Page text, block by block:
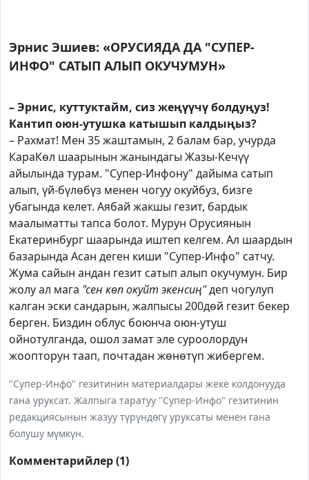
Эрнис Эшиев: «ОРУСИЯДА ДА "СУПЕР-
ИНФО" САТЫП АЛЫП ОКУЧУМУН»
– Эрнис, куттуктайм, сиз жеңүүчү болдуңуз!
Кантип оюн-утушка катышып калдыңыз?
– Рахмат! Мен 35 жаштамын, 2 балам бар, учурда
КараКөл шаарынын жанындагы Жазы-Кечүү
айылында турам. "Супер-Инфону" дайыма сатып
алып, үй-бүлөбүз менен чогуу окуйбуз, бизге
убагында келет. Аябай жакшы гезит, бардык
маалыматты тапса болот. Мурун Орусиянын
Екатеринбург шаарында иштеп келгем. Ал шаардын
базарында Асан деген киши "Супер-Инфо" сатчу.
Жума сайын андан гезит сатып алып окучумун. Бир
жолу ал мага "сен көп окуйт экенсиң"деп чогулуп
калган эски сандарын, жалпысы 200дөй гезит бекер
берген. Биздин облус боюнча оюн-утуш
ойнотулганда, ошол замат эле суроолордун
жоопторун таап, почтадан жөнөтүп жибергем.
"Супер-Инфо" гезитинин материалдары жеке колдонууда
гана уруксат. Жалпыга таратуу "Супер-Инфо" гезитинин
редакциясынын жазуу түрүндөгү уруксаты менен гана
болушу мүмкүн.
Комментарийлер (1)